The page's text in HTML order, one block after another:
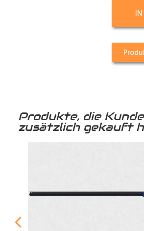
IN
Produkte, die
zusätzlich gekauft